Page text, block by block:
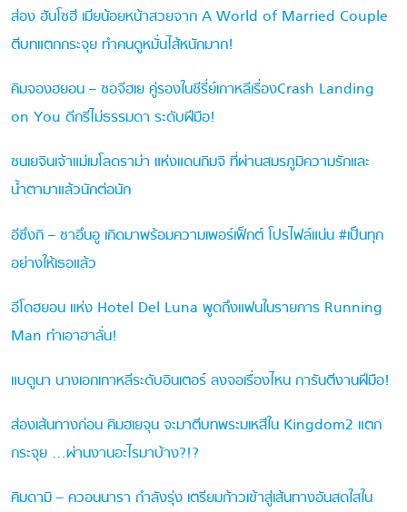
ส่อง ฮันโซฮี เมียน้อยหน้าสวยจาก A World of Married Couple
ตีบทแตกกระจุย ทำคนดูหมั่นไส้หนักมาก!
คิมจองฮยอน – ซอจีฮเย คู่รองในซีรี่ย์เกาหลีเรื่องCrash Landing
on You ดีกรีไม่ธรรมดา ระดับฝีมือ!
ซนเยจินเจ้าแม่เมโลดราม่า แห่งแดนกิมจิ ที่ผ่านสมรภูมิความรักและ
น้ำตามาแล้วนักต่อนัก
อีซึงกิ – ชาอึนอู เกิดมาพร้อมความเพอร์เฟ็กต์ โปรไฟล์แน่น #เป็นทุก
อย่างให้เธอแล้ว
อีโดฮยอน แห่ง Hotel Del Luna พูดถึงแฟนในรายการ Running
Man ทำเอาฮาลั่น!
แบดูนา นางเอกเกาหลีระดับอินเตอร์ ลงจอเรื่องไหน การันตีงานฝีมือ!
ส่องเส้นทางก่อน คิมฮเยจุน จะมาตีบทพระมเหสีใน Kingdom2 แตก
กระจุย …ผ่านงานอะไรมาบ้าง?!?
คิมดามิ – ควอนนารา กำลังรุ่ง เตรียมก้าวเข้าสู่เส้นทางอันสดใสใน